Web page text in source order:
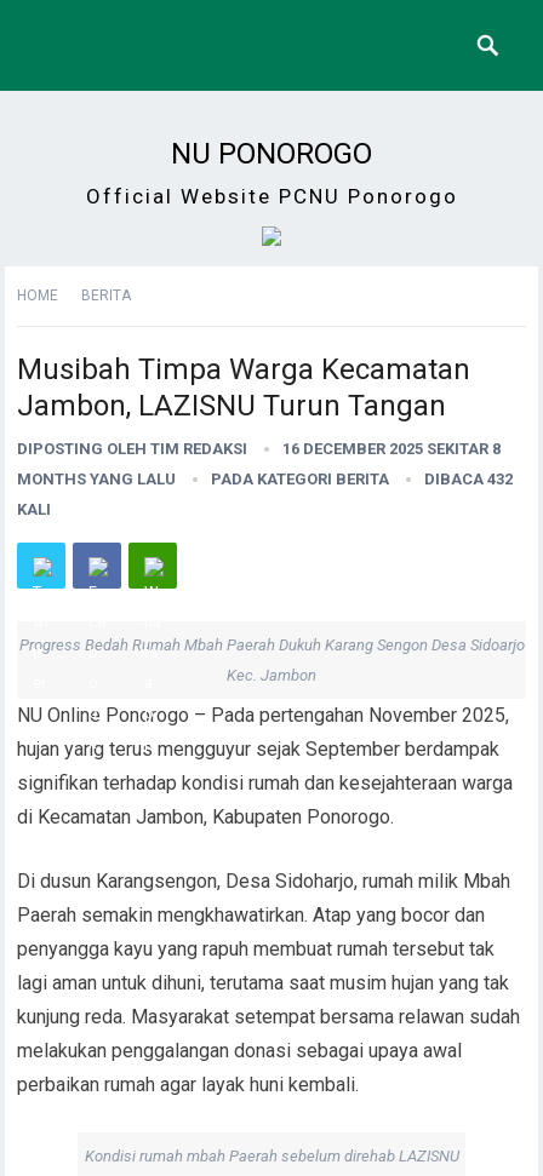
NU PONOROGO
Official Website PCNU Ponorogo
HOME BERITA
Musibah Timpa Warga Kecamatan
Jambon, LAZISNU Turun Tangan
DIPOSTING OLEHTIM REDAKSI
16 DECEMBER 2025 SEKITAR 8
MONTHS YANG LALU
PADA KATEGORI BERITA
DIBACA 432
KALI
Progress Bedah Rumah Mbah Paerah Dukuh Karang Sengon Desa Sidoarjo
Kec. Jambon
NU Online Ponorogo – Pada pertengahan November 2025,
hujan yang terus mengguyur sejak September berdampak
signifikan terhadap kondisi rumah dan kesejahteraan warga
di Kecamatan Jambon, Kabupaten Ponorogo.
Di dusun Karangsengon, Desa Sidoharjo, rumah milik Mbah
Paerah semakin mengkhawatirkan. Atap yang bocor dan
penyangga kayu yang rapuh membuat rumah tersebut tak
lagi aman untuk dihuni, terutama saat musim hujan yang tak
kunjung reda. Masyarakat setempat bersama relawan sudah
melakukan penggalangan donasi sebagai upaya awal
perbaikan rumah agar layak huni kembali.
Kondisi rumah mbah Paerah sebelum direhab LAZISNU